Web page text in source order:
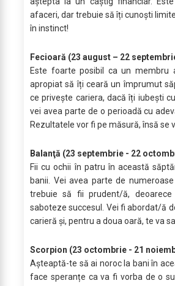
afaceri, dar trebuie să îți cunoști
în instinct!
Fecioară (23 august – 22
Este foarte posibil ca un membru
apropiat să îți ceară un împrumut
ce privește cariera, dacă îți iubești
vei avea parte de o perioadă cu
Rezultatele vor fi pe măsură, însă se
Balanţă (23 septembrie - 22
Fii cu ochii în patru în această
banii. Vei avea parte de
trebuie să fii prudent/ă,
saboteze succesul. Vei fi abordat/ă
carieră și, pentru a doua oară, te va
Scorpion (23 octombrie - 21
Așteaptă-te să ai noroc la bani în
face speranțe ca va fi vorba de o